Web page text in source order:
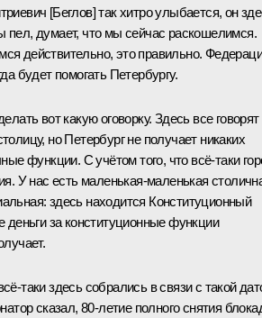
[Беглов]так хитро улыбается, он
думает, что мы сейчас раскошелимся.
действительно, это правильно.
будет помогать Петербургу.
вот какую оговорку. Здесь все говорят
но Петербург не получает никаких
функции. С учётом того, что всё-таки
У нас есть маленькая-маленькая
здесь находится Конституционный
деньги за конституционные функции
таки здесь собрались в связи с такой
сказал, 80-летие полного снятия